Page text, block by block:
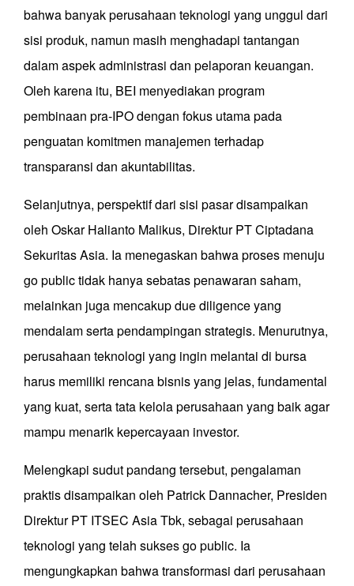
bahwa banyak perusahaan teknologi yang unggul dari
sisi produk, namun masih menghadapi tantangan
dalam aspek administrasi dan pelaporan keuangan.
Oleh karena itu, BEI menyediakan program
pembinaan pra-IPO dengan fokus utama pada
penguatan komitmen manajemen terhadap
transparansi dan akuntabilitas.
Selanjutnya, perspektif dari sisi pasar disampaikan
oleh Oskar Halianto Malikus, Direktur PT Ciptadana
Sekuritas Asia. Ia menegaskan bahwa proses menuju
go public tidak hanya sebatas penawaran saham,
melainkan juga mencakup due diligence yang
mendalam serta pendampingan strategis. Menurutnya,
perusahaan teknologi yang ingin melantai di bursa
harus memiliki rencana bisnis yang jelas, fundamental
yang kuat, serta tata kelola perusahaan yang baik agar
mampu menarik kepercayaan investor.
Melengkapi sudut pandang tersebut, pengalaman
praktis disampaikan oleh Patrick Dannacher, Presiden
Direktur PT ITSEC Asia Tbk, sebagai perusahaan
teknologi yang telah sukses go public. Ia
mengungkapkan bahwa transformasi dari perusahaan